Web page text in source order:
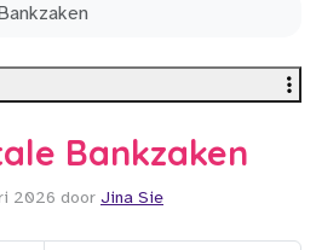
Bankzaken
2026 door Jina Sie